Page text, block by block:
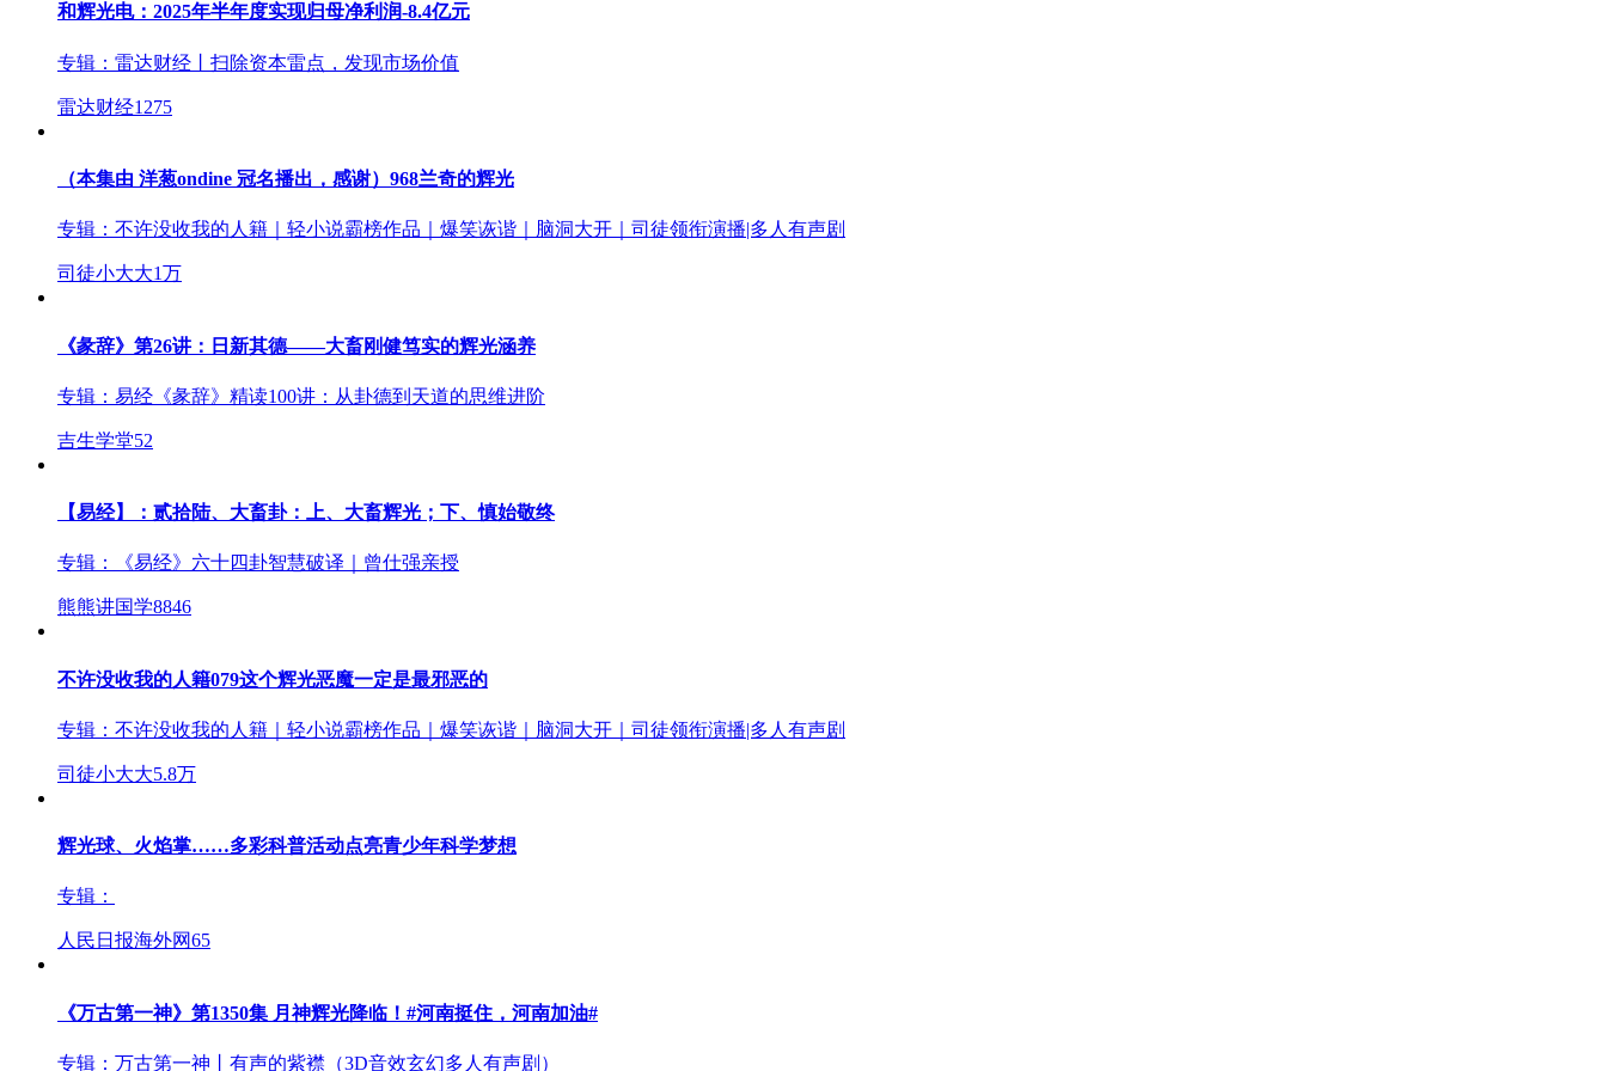
和辉光电：2025年半年度实现归母净利润-8.4亿元
专辑： 雷达财经丨扫除资本雷点，发现市场价值
雷达财经1275
（本集由 洋葱ondine 冠名播出，感谢）968兰奇的辉光
专辑： 不许没收我的人籍｜轻小说霸榜作品｜爆笑诙谐｜脑洞大开｜司徒领衔演播|多人有声剧
司徒小大大1万
《彖辞》第26讲：日新其德——大畜刚健笃实的辉光涵养
专辑： 易经《彖辞》精读100讲：从卦德到天道的思维进阶
吉生学堂52
【易经】：贰拾陆、大畜卦：上、大畜辉光；下、慎始敬终
专辑： 《易经》六十四卦智慧破译｜曾仕强亲授
熊熊讲国学8846
不许没收我的人籍079这个辉光恶魔一定是最邪恶的
专辑： 不许没收我的人籍｜轻小说霸榜作品｜爆笑诙谐｜脑洞大开｜司徒领衔演播|多人有声剧
司徒小大大5.8万
辉光球、火焰掌……多彩科普活动点亮青少年科学梦想
专辑：
人民日报海外网65
《万古第一神》第1350集 月神辉光降临！#河南挺住，河南加油#
专辑： 万古第一神丨有声的紫襟（3D音效玄幻多人有声剧）